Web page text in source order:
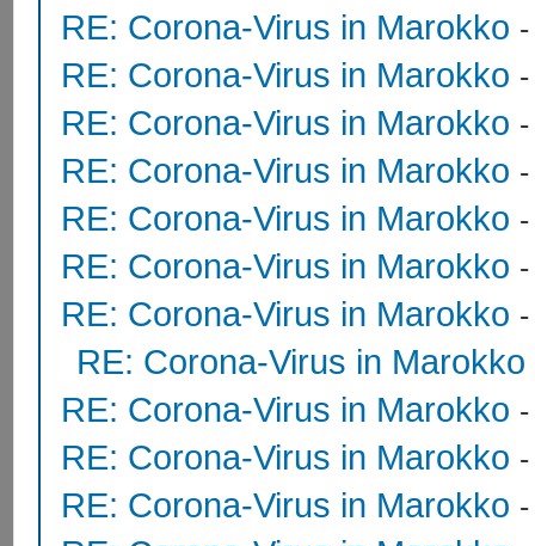
RE: Corona-Virus in Marokko
RE: Corona-Virus in Marokko
RE: Corona-Virus in Marokko
RE: Corona-Virus in Marokko
RE: Corona-Virus in Marokko
RE: Corona-Virus in Marokko
RE: Corona-Virus in Marokko
RE: Corona-Virus in Marokko
RE: Corona-Virus in Marokko
RE: Corona-Virus in Marokko
RE: Corona-Virus in Marokko